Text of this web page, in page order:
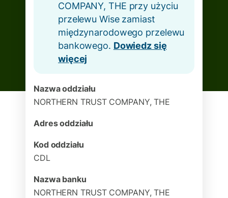
COMPANY, THE przy użyciu
przelewu Wise zamiast
międzynarodowego przelewu
bankowego. Dowiedz się
więcej
Nazwa oddziału
NORTHERN TRUST COMPANY, THE
Adres oddziału
Kod oddziału
CDL
Nazwa banku
NORTHERN TRUST COMPANY, THE